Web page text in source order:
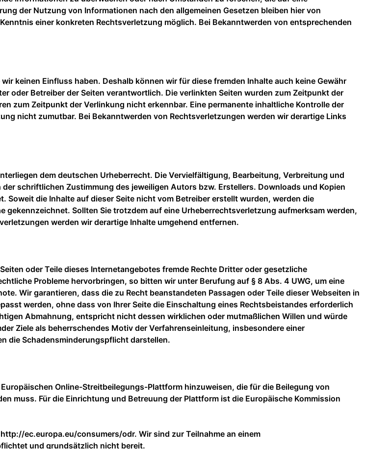
der Nutzung von Informationen nach den allgemeinen Gesetzen bleiben hier von
einer konkreten Rechtsverletzung möglich. Bei Bekanntwerden von entsprechenden
keinen Einfluss haben. Deshalb können wir für diese fremden Inhalte auch keine Gewähr
oder Betreiber der Seiten verantwortlich. Die verlinkten Seiten wurden zum Zeitpunkt der
zum Zeitpunkt der Verlinkung nicht erkennbar. Eine permanente inhaltliche Kontrolle der
nicht zumutbar. Bei Bekanntwerden von Rechtsverletzungen werden wir derartige Links
dem deutschen Urheberrecht. Die Vervielfältigung, Bearbeitung, Verbreitung und
schriftlichen Zustimmung des jeweiligen Autors bzw. Erstellers. Downloads und Kopien
die Inhalte auf dieser Seite nicht vom Betreiber erstellt wurden, werden die
Sollten Sie trotzdem auf eine Urheberrechtsverletzung aufmerksam werden,
werden wir derartige Inhalte umgehend entfernen.
oder Teile dieses Internetangebotes fremde Rechte Dritter oder gesetzliche
Probleme hervorbringen, so bitten wir unter Berufung auf § 8 Abs. 4 UWG, um eine
Wir garantieren, dass die zu Recht beanstandeten Passagen oder Teile dieser Webseiten in
werden, ohne dass von Ihrer Seite die Einschaltung eines Rechtsbeistandes erforderlich
Abmahnung, entspricht nicht dessen wirklichen oder mutmaßlichen Willen und würde
Ziele als beherrschendes Motiv der Verfahrenseinleitung, insbesondere einer
die Schadensminderungspflicht darstellen.
Online-Streitbeilegungs-Plattform hinzuweisen, die für die Beilegung von
muss. Für die Einrichtung und Betreuung der Plattform ist die Europäische Kommission
ec.europa.eu/consumers/odr. Wir sind zur Teilnahme an einem
und grundsätzlich nicht bereit.